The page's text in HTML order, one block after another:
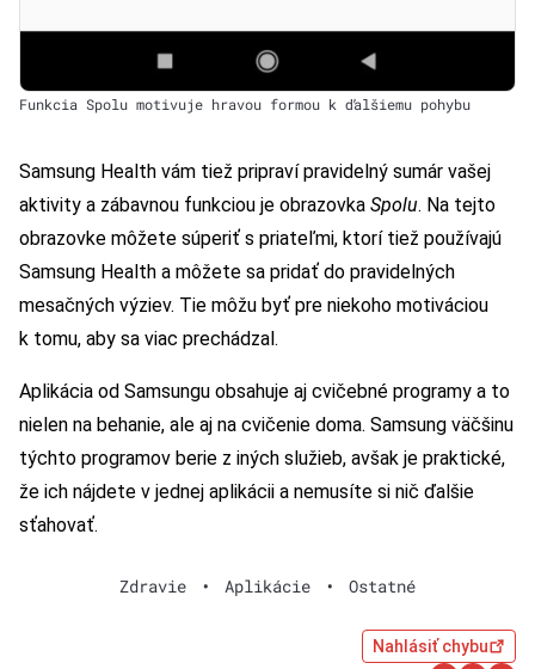
Funkcia Spolu motivuje hravou formou k ďalšiemu pohybu
Samsung Health vám tiež pripraví pravidelný sumár vašej
aktivity a zábavnou funkciou je obrazovka Spolu. Na tejto
obrazovke môžete súperiť s priateľmi, ktorí tiež používajú
Samsung Health a môžete sa pridať do pravidelných
mesačných výziev. Tie môžu byť pre niekoho motiváciou
k tomu, aby sa viac prechádzal.
Aplikácia od Samsungu obsahuje aj cvičebné programy a to
nielen na behanie, ale aj na cvičenie doma. Samsung väčšinu
týchto programov berie z iných služieb, avšak je praktické,
že ich nájdete v jednej aplikácii a nemusíte si nič ďalšie
sťahovať.
Zdravie • Aplikácie • Ostatné
Nahlásiť chybu